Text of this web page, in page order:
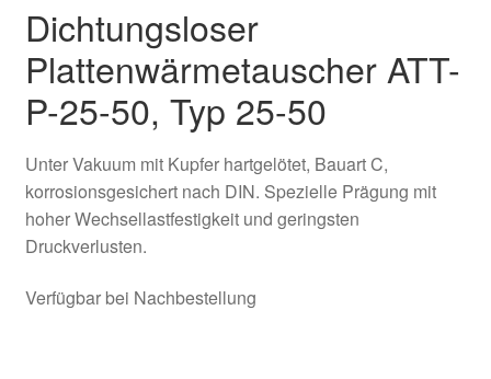
Impressum
Kasse
Warenkorb
Dichtungsloser
Plattenwärmetauscher ATT-
P-25-50, Typ 25-50
Unter Vakuum mit Kupfer hartgelötet, Bauart C,
korrosionsgesichert nach DIN. Spezielle Prägung mit
hoher Wechsellastfestigkeit und geringsten
Druckverlusten.
Verfügbar bei Nachbestellung